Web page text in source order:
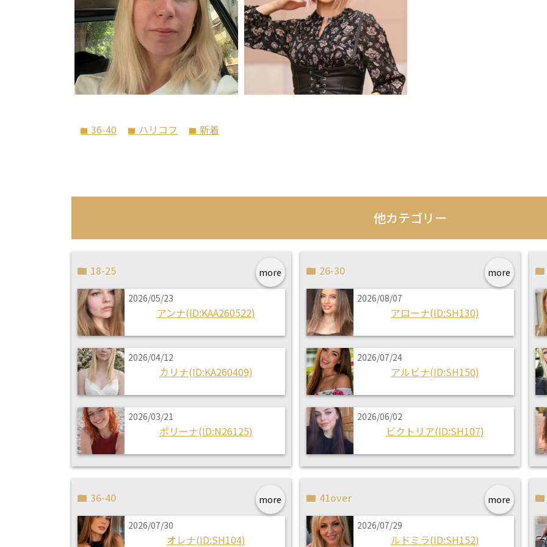
folder 36-40 folder ハリコフ folder 新着
他カテゴリー
more
18-25
2026/05/23
アンナ(ID:KAA260522)
2026/04/12
カリナ(ID:KA260409)
2026/03/21
ポリーナ(ID:N26125)
more
26-30
2026/08/07
アローナ(ID:SH130)
2026/07/24
アルビナ(ID:SH150)
2026/06/02
ビクトリア(ID:SH107)
more
36-40
2026/07/30
オレナ(ID:SH104)
more
41over
2026/07/29
ルドミラ(ID:SH152)